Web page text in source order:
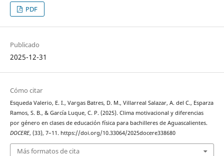
PDF
Publicado
2025-12-31
Cómo citar
Esqueda Valerio, E. I., Vargas Batres, D. M., Villarreal Salazar, A. del C., Esparza
Ramos, S. B., & García Luque, C. P. (2025). Clima motivacional y diferencias
por género en clases de educación física para bachilleres de Aguascalientes.
DOCERE, (33), 7–11. https://doi.org/10.33064/2025docere338680
Más formatos de cita